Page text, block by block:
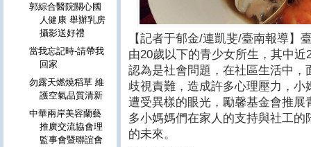
【記者于郁金/連凱斐/臺南報導】
由20歲以下的青少女所生，其中
認為是社會問題，在社區生活中
歧視責難，造成許多心理壓力，
遭受異樣的眼光，勵馨基金會推
多小媽媽們在家人的支持與社工
的未來。
郭綜合醫院關心國
人健康 舉辦乳房
攝影送好禮
當我忘記時-請帶我
回家
勿露天燃燒稻草 維
護空氣品質清新
中華兩岸美容蘭藝
推廣交流協會理
監事會暨聯誼會